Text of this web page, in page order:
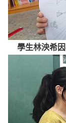
學生林泱希